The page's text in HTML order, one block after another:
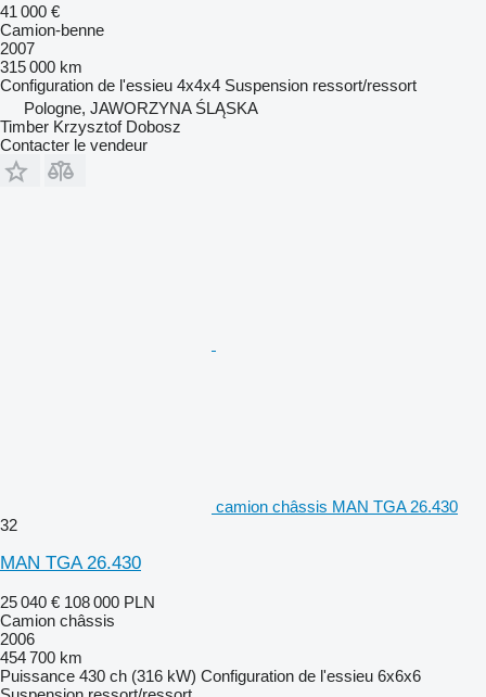
41 000 €
Camion-benne
2007
315 000 km
Configuration de l'essieu 4x4x4 Suspension ressort/ressort
Pologne, JAWORZYNA ŚLĄSKA
Timber Krzysztof Dobosz
Contacter le vendeur
camion châssis MAN TGA 26.430
32
MAN TGA 26.430
25 040 € 108 000 PLN
Camion châssis
2006
454 700 km
Puissance 430 ch (316 kW) Configuration de l'essieu 6x6x6